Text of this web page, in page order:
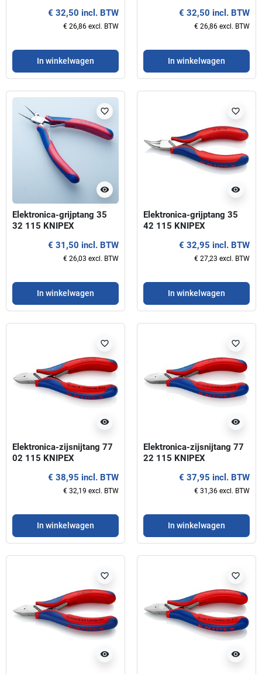
€ 32,50 incl. BTW
€ 26,86 excl. BTW
In winkelwagen
€ 32,50 incl. BTW
€ 26,86 excl. BTW
In winkelwagen
visibility
favorite_border
Elektronica-grijptang 35
32 115 KNIPEX
€ 31,50 incl. BTW
€ 26,03 excl. BTW
In winkelwagen
visibility
favorite_border
Elektronica-grijptang 35
42 115 KNIPEX
€ 32,95 incl. BTW
€ 27,23 excl. BTW
In winkelwagen
visibility
favorite_border
Elektronica-zijsnijtang 77
02 115 KNIPEX
€ 38,95 incl. BTW
€ 32,19 excl. BTW
In winkelwagen
visibility
favorite_border
Elektronica-zijsnijtang 77
22 115 KNIPEX
€ 37,95 incl. BTW
€ 31,36 excl. BTW
In winkelwagen
visibility
favorite_border
visibility
favorite_border